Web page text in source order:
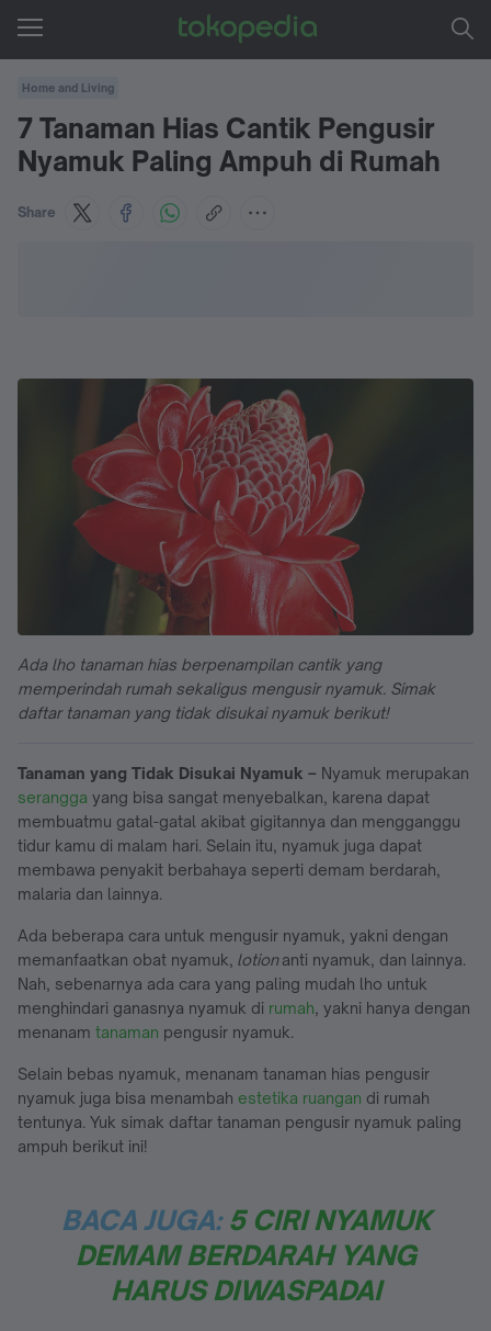
Home and Living
7 Tanaman Hias Cantik Pengusir
Nyamuk Paling Ampuh di Rumah
Share
Ada lho tanaman hias berpenampilan cantik yang
memperindah rumah sekaligus mengusir nyamuk. Simak
daftar tanaman yang tidak disukai nyamuk berikut!
Tanaman yang Tidak Disukai Nyamuk – Nyamuk merupakan
serangga yang bisa sangat menyebalkan, karena dapat
membuatmu gatal-gatal akibat gigitannya dan mengganggu
tidur kamu di malam hari. Selain itu, nyamuk juga dapat
membawa penyakit berbahaya seperti demam berdarah,
malaria dan lainnya.
Ada beberapa cara untuk mengusir nyamuk, yakni dengan
memanfaatkan obat nyamuk, lotionanti nyamuk, dan lainnya.
Nah, sebenarnya ada cara yang paling mudah lho untuk
menghindari ganasnya nyamuk di rumah, yakni hanya dengan
menanam tanaman pengusir nyamuk.
Selain bebas nyamuk, menanam tanaman hias pengusir
nyamuk juga bisa menambah estetika ruangan di rumah
tentunya. Yuk simak daftar tanaman pengusir nyamuk paling
ampuh berikut ini!
BACA JUGA: 5 CIRI NYAMUK
DEMAM BERDARAH YANG
HARUS DIWASPADAI